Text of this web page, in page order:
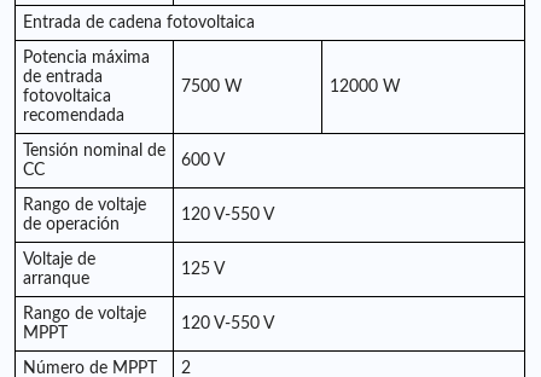
Entrada de cadena fotovoltaica
Potencia máxima
de entrada
fotovoltaica
recomendada
7500 W 12000 W
Tensión nominal de
CC
600 V
Rango de voltaje
de operación
120 V-550 V
Voltaje de
arranque
125 V
Rango de voltaje
MPPT
120 V-550 V
Número de MPPT 2